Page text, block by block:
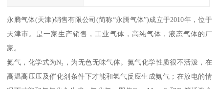
永腾气体(天津)销售有限公司(简称“永腾气体”)成立于2010年，位于
天津市。是一家生产销售，工业气体，高纯气体，液态气体的厂
家。
氮气，化学式为N₂，为无色无味气体。氮气化学性质很不活泼，在
高温高压压及催化剂条件下才能和氢气反应生成氨气；在放电的情